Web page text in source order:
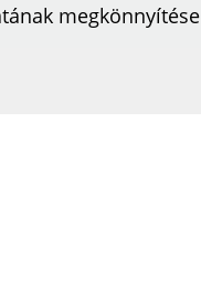
megkönnyítése